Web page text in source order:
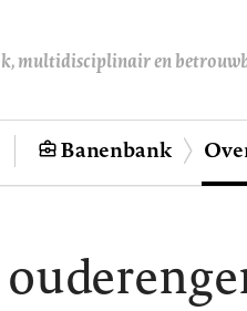
multidisciplinair en
Banenbank